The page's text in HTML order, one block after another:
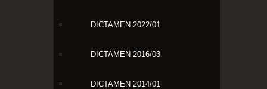
DICTAMEN 2022/01
DICTAMEN 2016/03
DICTAMEN 2014/01